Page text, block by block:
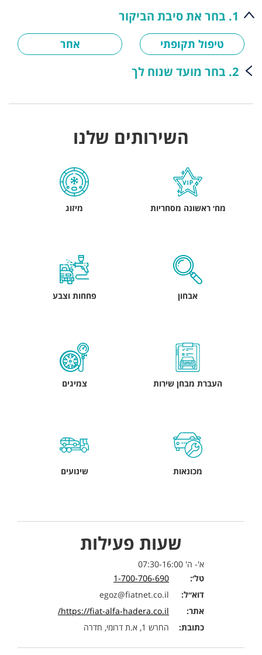
1. בחר את סיבת הביקור
טיפול תקופתי אחר
2. בחר מועד שנוח לך
השירותים שלנו
מח׳ ראשונה מסחריות מיזוג
אבחון פחחות וצבע
העברת מבחן שירות צמיגים
מכונאות שינועים
שעות פעילות
א'- ה' 07:30-16:00
טל׳:
1-700-706-690
דוא״ל:
egoz@fiatnet.co.il
אתר:
https://fiat-alfa-hadera.co.il/
כתובת:
החרש 1, א.ת דרומי, חדרה